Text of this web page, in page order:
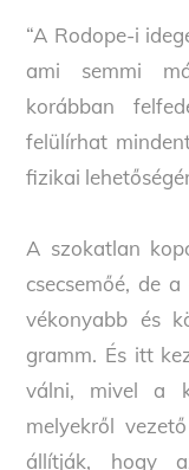
“A Rodope-i
ami semmi
korábban
felülírhat
fizikai
A szokatlan
csecsemőé, de
vékonyabb és
gramm. És itt
válni, mivel a
melyekről
állítják, hogy